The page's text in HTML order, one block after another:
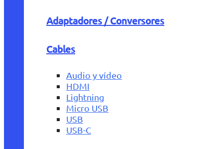
Adaptadores / Conversores
Cables
Audio y vídeo
HDMI
Lightning
Micro USB
USB
USB-C